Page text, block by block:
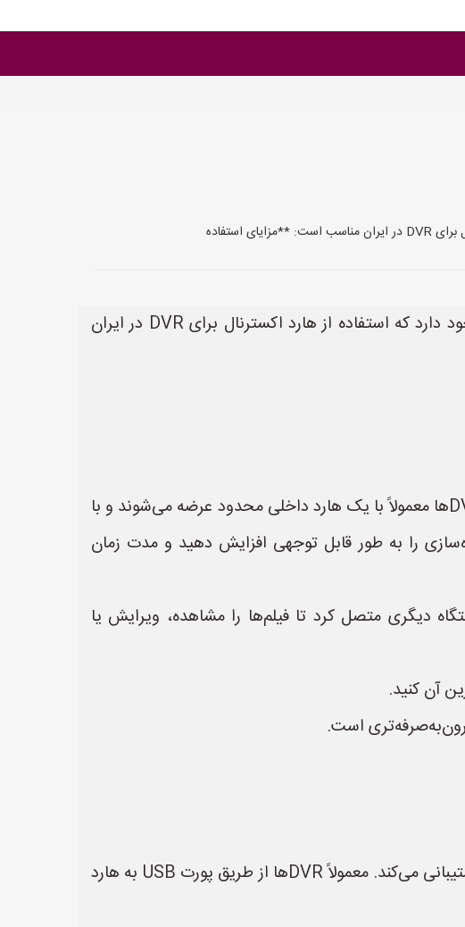
بله، استفاده از هارد اکسترنال برای DVR در ایران کاملاً امکان‌پذیر و رایج است. دلایل متعددی وجود دارد که استفاده از هارد اکسترنال برای DVR در ایران
* **افزایش فضای ذخیره‌سازی:** یکی از مهم‌ترین مزایا، افزایش فضای ذخیره‌سازی DVR است. DVRها معمولاً با یک هارد داخلی محدود عرضه می‌شوند و با
را به طور قابل توجهی افزایش دهید و مدت زمان
دیگری متصل کرد تا فیلم‌ها را مشاهده، ویرایش یا
* **سازگاری:** قبل از خرید هارد اکسترنال، مطمئن شوید که DVR شما از اتصال هارد اکسترنال پشتیبانی می‌کند. معمولاً DVRها از طریق پورت USB به هارد